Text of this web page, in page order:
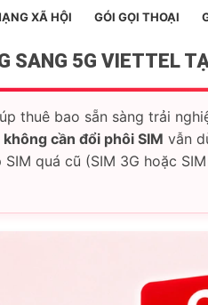
XÃ HỘI GÓI GỌI THOẠI
SANG 5G VIETTEL
thuê bao sẵn sàng trải
không cần đổi phôi SIM vẫn
quá cũ (SIM 3G hoặc